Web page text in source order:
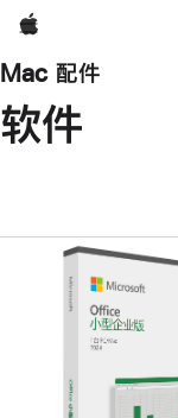
Apple
Mac 配件
软件